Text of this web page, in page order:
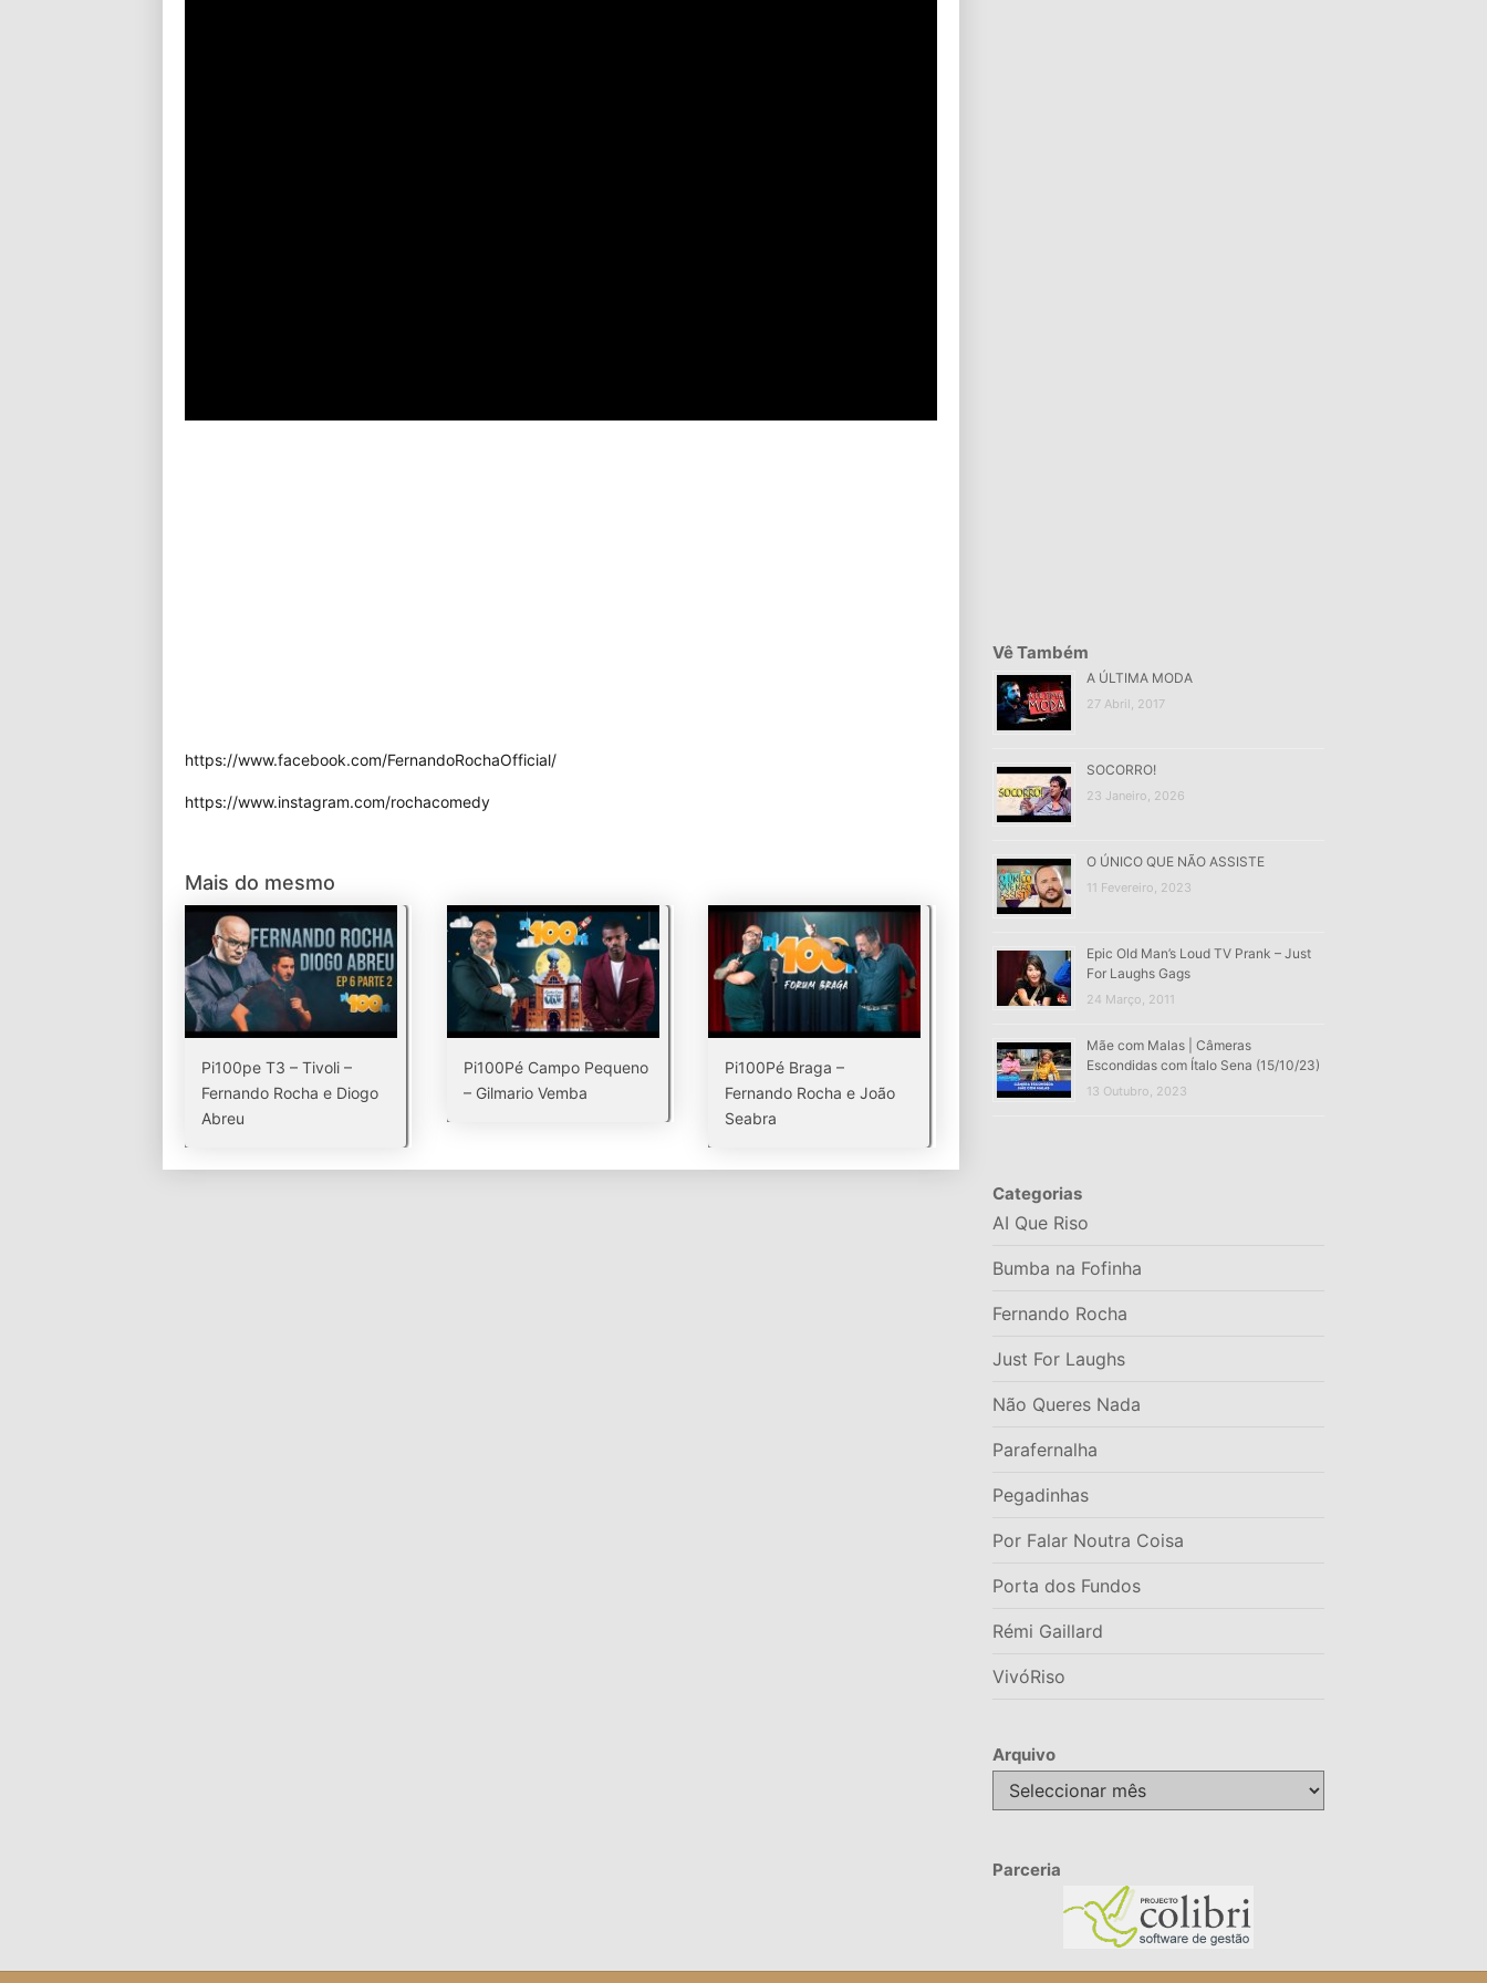
https://www.facebook.com/FernandoRochaOfficial/
https://www.instagram.com/rochacomedy
Mais do mesmo
Pi100pe T3 – Tivoli –
Fernando Rocha e Diogo
Abreu
Pi100Pé Campo Pequeno
– Gilmario Vemba
Pi100Pé Braga –
Fernando Rocha e João
Seabra
Vê Também
A ÚLTIMA MODA
27 Abril, 2017
SOCORRO!
23 Janeiro, 2026
O ÚNICO QUE NÃO ASSISTE
11 Fevereiro, 2023
Epic Old Man’s Loud TV Prank – Just
For Laughs Gags
24 Março, 2011
Mãe com Malas | Câmeras
Escondidas com Ítalo Sena (15/10/23)
13 Outubro, 2023
Categorias
AI Que Riso
Bumba na Fofinha
Fernando Rocha
Just For Laughs
Não Queres Nada
Parafernalha
Pegadinhas
Por Falar Noutra Coisa
Porta dos Fundos
Rémi Gaillard
VivóRiso
Arquivo
Arquivo
Parceria